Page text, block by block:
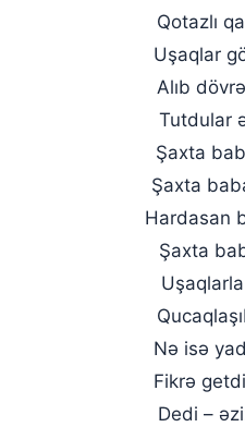
Qotazlı
Uşaqlar
Alıb
Tutdular
Şaxta
Şaxta
Hardasan
Şaxta
Nə isə
Fikrə
Dedi –